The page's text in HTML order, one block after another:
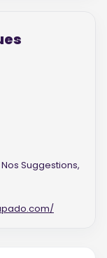
Suggestions,